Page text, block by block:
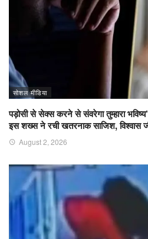
सोशल मीडिया
पड़ोसी से सेक्स करने से संवरेगा तुम्हारा
इस शख्स ने रची खतरनाक साजिश, विश्वास
August 2, 2026